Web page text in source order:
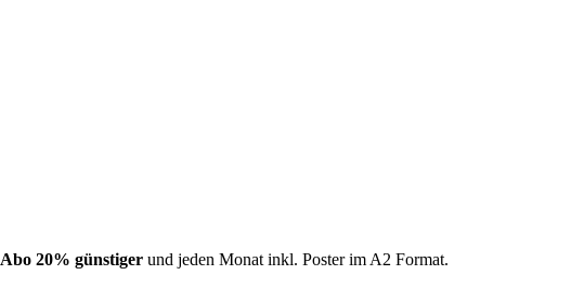
Abo 20% günstiger und jeden Monat inkl. Poster im A2 Format.